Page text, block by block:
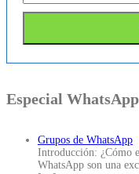
Especial WhatsApp
Grupos de WhatsApp
Introducción: ¿Cómo
WhatsApp son una